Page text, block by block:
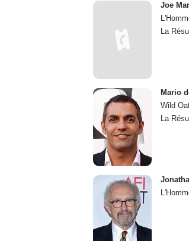
Joe
La
Mario
Wild
La